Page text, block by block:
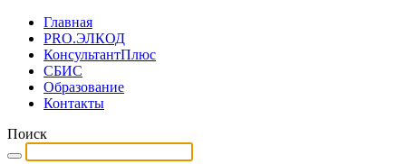
Главная
PRO.ЭЛКОД
КонсультантПлюс
СБИС
Образование
Контакты
Поиск